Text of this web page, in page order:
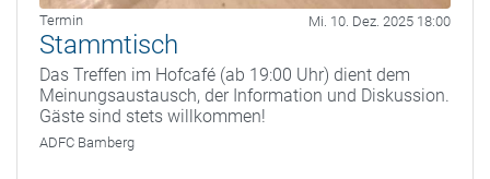
Termin Mi. 10. Dez. 2025 18:00
Stammtisch
Das Treffen im Hofcafé (ab 19:00 Uhr) dient dem
Meinungsaustausch, der Information und Diskussion.
Gäste sind stets willkommen!
ADFC Bamberg